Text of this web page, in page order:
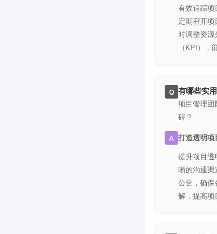
有效追踪项
定期召开
时调整资
（KPI）
Q 有哪些实
项目管理团
碍？
A 打造透明项
提升项目透
晰的沟通渠
公告，确保
解，提高项